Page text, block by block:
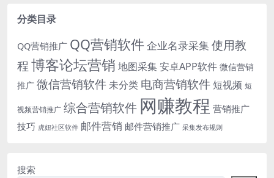
分类目录
QQ营销推广 QQ营销软件企业名录采集使用教
程博客论坛营销 地图采集安卓APP软件 微信营销
推广 微信营销软件未分类 电商营销软件短视频 短
视频营销推广 综合营销软件 网赚教程 营销推广
技巧 虎妞社区软件 邮件营销 邮件营销推广 采集发布规则
搜索